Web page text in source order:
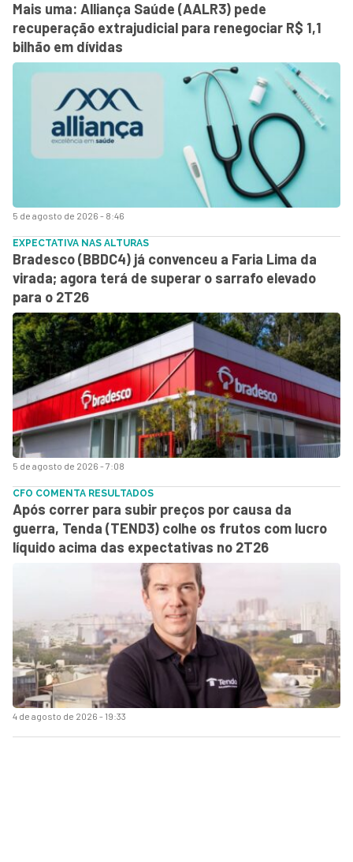
5 de agosto de 2026 - 8:46
Mais uma: Alliança Saúde (AALR3) pede
recuperação extrajudicial para renegociar R$ 1,1
bilhão em dívidas
5 de agosto de 2026 - 7:08
EXPECTATIVA NAS ALTURAS
Bradesco (BBDC4) já convenceu a Faria Lima da
virada; agora terá de superar o sarrafo elevado
para o 2T26
4 de agosto de 2026 - 19:33
CFO COMENTA RESULTADOS
Após correr para subir preços por causa da
guerra, Tenda (TEND3) colhe os frutos com lucro
líquido acima das expectativas no 2T26